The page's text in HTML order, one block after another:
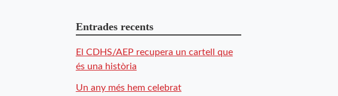
Entrades recents
El CDHS/AEP recupera un cartell que
és una història
Un any més hem celebrat